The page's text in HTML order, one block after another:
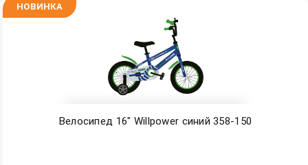
НОВИНКА
Велосипед 16" Willpower синий 358-150